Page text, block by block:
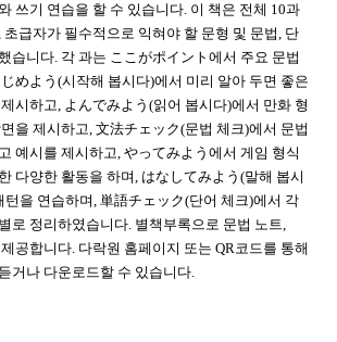
쓰기 연습을 할 수 있습니다. 이 책은 전체 10과
초급자가 필수적으로 익혀야 할 문형 및 문법, 단
습니다. 각 과는 ここがポイント에서 주요 문법
めよう(시작해 봅시다)에서 미리 알아 두면 좋은
시하고, よんでみよう(읽어 봅시다)에서 만화 형
을 제시하고, 文法チェック(문법 체크)에서 문법
예시를 제시하고, やってみよう에서 게임 형식
다양한 활동을 하며, はなしてみよう(말해 봅시
턴을 연습하며, 単語チェック(단어 체크)에서 각
로 정리하였습니다. 별책부록으로 문법 노트,
공합니다. 다락원 홈페이지 또는 QR코드를 통해
거나 다운로드할 수 있습니다.